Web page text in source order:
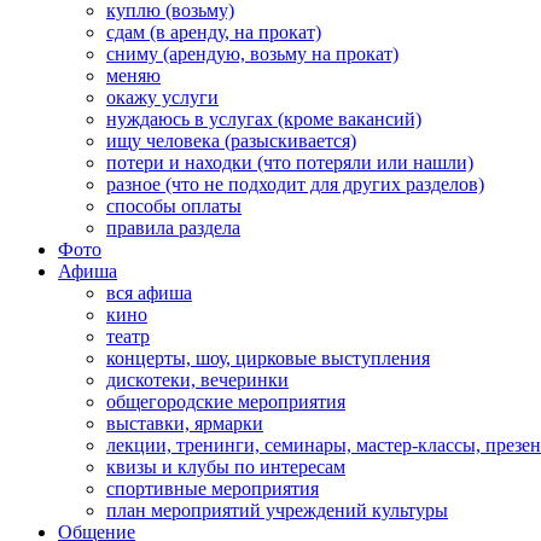
куплю (возьму)
сдам (в аренду, на прокат)
сниму (арендую, возьму на прокат)
меняю
окажу услуги
нуждаюсь в услугах (кроме вакансий)
ищу человека (разыскивается)
потери и находки (что потеряли или нашли)
разное (что не подходит для других разделов)
способы оплаты
правила раздела
Фото
Афиша
вся афиша
кино
театр
концерты, шоу, цирковые выступления
дискотеки, вечеринки
общегородские мероприятия
выставки, ярмарки
лекции, тренинги, семинары, мастер-классы,
квизы и клубы по интересам
спортивные мероприятия
план мероприятий учреждений культуры
Общение